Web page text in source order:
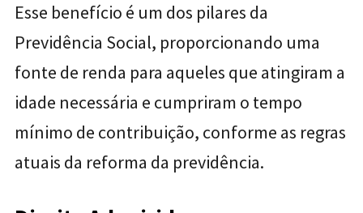
Esse benefício é um dos pilares da
Previdência Social, proporcionando uma
fonte de renda para aqueles que atingiram a
idade necessária e cumpriram o tempo
mínimo de contribuição, conforme as regras
atuais da reforma da previdência.